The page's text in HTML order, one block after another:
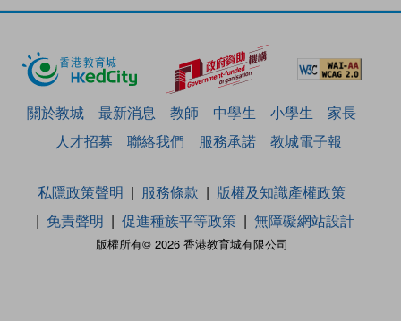
關於教城 最新消息 教師 中學生 小學生
家長
人才招募
聯絡我們 服務承諾 教城電子報
版權所有© 2026 香港教育城有限公司
私隱政策聲明 服務條款
版權及知識產權政策
免責聲明
促進種族平等政策 無障礙網站設計